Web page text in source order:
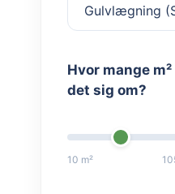
Hvor mange
det sig om?
10 m²